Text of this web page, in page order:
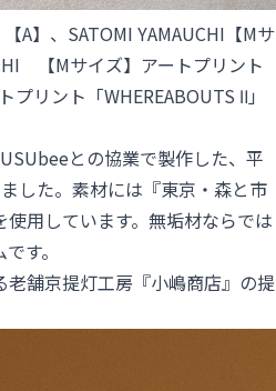
A】 、 SATOMI YAMAUCHI【Mサ
【Mサイズ】アートプリント
リント「WHEREABOUTS Ⅱ」
との協業で製作した、平
した。素材には『東京・森と市
用しています。無垢材ならでは
す。
舗京提灯工房『小嶋商店』の提